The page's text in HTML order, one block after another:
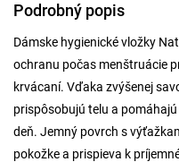
Podrobný popis
Dámske hygienické vložky
ochranu počas menštruácie
krvácaní. Vďaka zvýšenej
prispôsobujú telu a
deň. Jemný povrch s
pokožke a prispieva k